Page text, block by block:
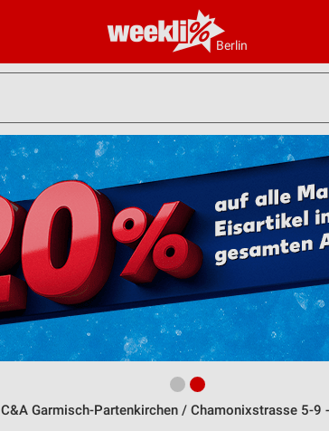
Berlin
C&A Garmisch-Partenkirchen / Chamonixstrasse 5-9